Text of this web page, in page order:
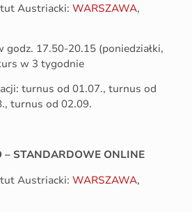
Austriacki: WARSZAWA,
17.50-20.15 (poniedziałki,
w 3 tygodnie
turnus od 01.07., turnus od
turnus od 02.09.
– STANDARDOWE ONLINE
Austriacki: WARSZAWA,